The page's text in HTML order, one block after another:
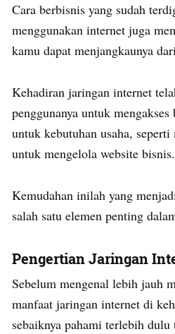
Cara berbisnis yang sudah
menggunakan internet juga
kamu dapat menjangkaunya
Kehadiran jaringan internet
penggunanya untuk
untuk kebutuhan usaha, seperti
untuk mengelola website bisnis.
Kemudahan inilah yang
salah satu elemen penting
Pengertian Jaringan
Sebelum mengenal lebih jauh
manfaat jaringan internet di
sebaiknya pahami terlebih